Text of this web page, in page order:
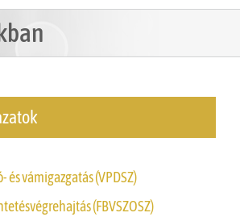
és vámigazgatás (VPDSZ)
(FBVSZOSZ)